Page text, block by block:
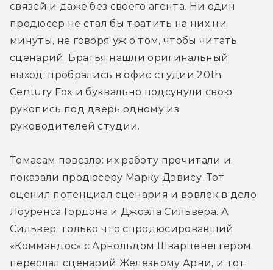
связей и даже без своего агента. Ни один
продюсер не стал бы тратить на них ни
минуты, не говоря уж о том, чтобы читать
сценарий. Братья нашли оригинальный
выход: пробрались в офис студии 20th
Century Fox и буквально подсунули свою
рукопись под дверь одному из
руководителей студии.
Томасам повезло: их работу прочитали и
показали продюсеру Марку Дэвису. Тот
оценил потенциал сценария и вовлёк в дело
Лоуренса Гордона и Джоэла Сильвера. А
Сильвер, только что спродюсировавший
«Коммандос» с Арнольдом Шварценеггером,
переслал сценарий Железному Арни, и тот